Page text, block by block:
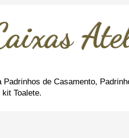
Padrinhos de Casamento,
Toalete.